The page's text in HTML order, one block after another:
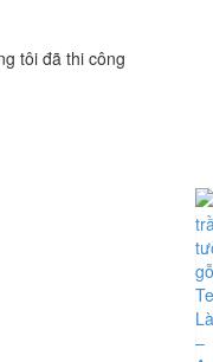
tôi đã thi công